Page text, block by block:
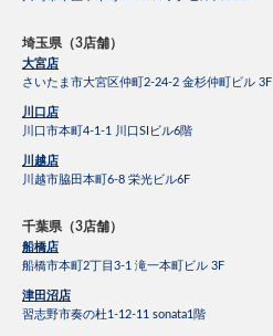
埼玉県（3店舗）
大宮店
さいたま市大宮区仲町2-24-2 金杉仲町ビル 3F
川口店
川口市本町4-1-1 川口SIビル6階
川越店
川越市脇田本町6-8 栄光ビル6F
千葉県（3店舗）
船橋店
船橋市本町2丁目3-1 滝一本町ビル 3F
津田沼店
習志野市奏の杜1-12-11 sonata1階